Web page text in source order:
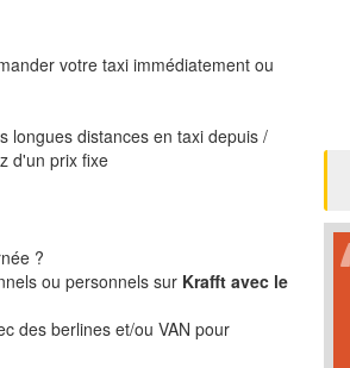
votre taxi immédiatement ou
longues distances en taxi depuis /
d'un prix fixe
?
ou personnels sur Krafft avec le
des berlines et/ou VAN pour